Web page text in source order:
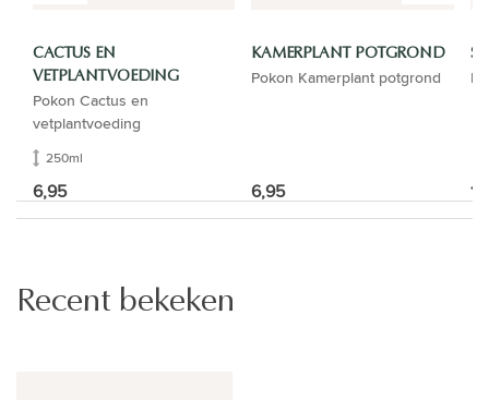
CACTUS EN
VETPLANTVOEDING
Pokon Cactus en
vetplantvoeding
250ml
6,95
KAMERPLANT POTGROND
Pokon Kamerplant potgrond
6,95
Recent bekeken